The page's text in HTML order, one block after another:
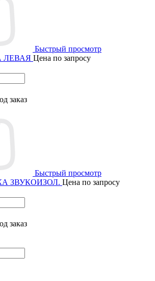
Быстрый просмотр
ЛЕВАЯ Цена по запросу
заказ
Быстрый просмотр
ЗВУКОИЗОЛ. Цена по запросу
заказ